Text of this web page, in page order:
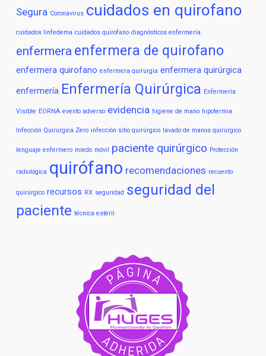
Segura Coronavirus cuidados en quirofano
cuidados linfedema cuidados quirofano diagnósticos enfermería
enfermera enfermera de quirofano
enfermera quirofano enfermera quirúrgia enfermera quirúrgica
enfermería Enfermería Quirúrgica Enfermería
Visible EORNA evento adverso evidencia higiene de mano hipotermia
Infección Quirúrgica Zero infección sitio quirúrgico lavado de manos quirúrgico
lenguaje enfermero miedo móvil paciente quirúrgico Protección
radiológica quirófano recomendaciones recuento
quirúrgico recursos RX seguridad seguridad del
paciente técnica estéril